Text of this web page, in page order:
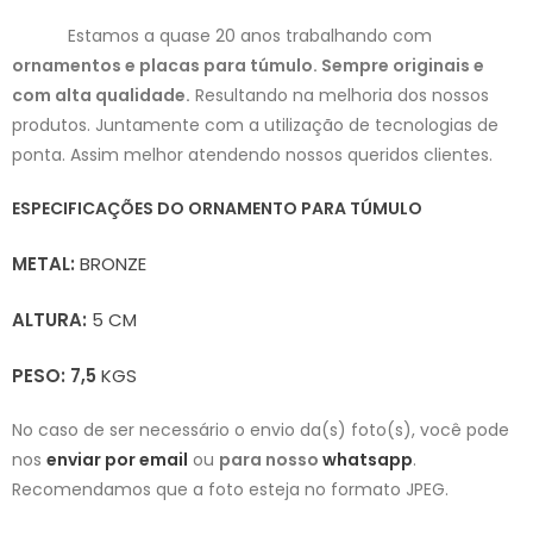
Estamos a quase 20 anos trabalhando com
ornamentos e placas para túmulo. Sempre originais e
com alta qualidade. Resultando na melhoria dos nossos
produtos. Juntamente com a utilização de tecnologias de
ponta. Assim melhor atendendo nossos queridos clientes.
ESPECIFICAÇÕES DO ORNAMENTO PARA TÚMULO
METAL: BRONZE
ALTURA: 5 CM
PESO: 7,5 KGS
No caso de ser necessário o envio da(s) foto(s), você pode
nos enviar por email ou para nosso whatsapp.
Recomendamos que a foto esteja no formato JPEG.